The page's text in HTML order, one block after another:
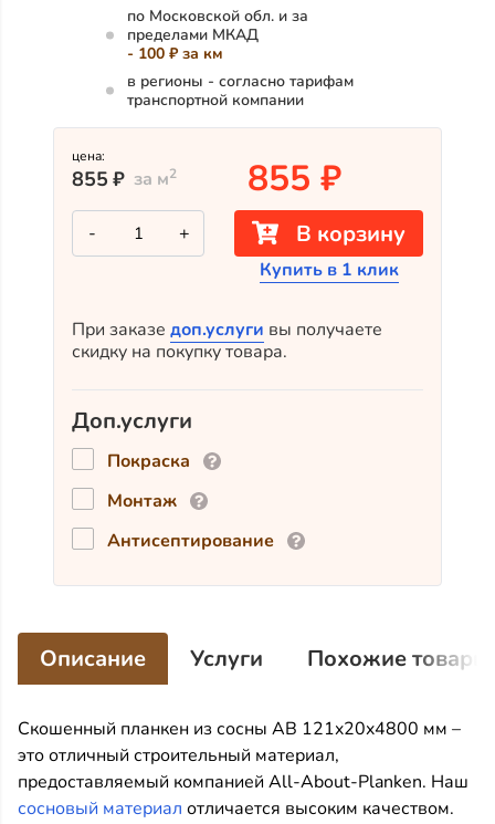
по Московской обл. и за
пределами МКАД
- 100 ₽ за км
в регионы - согласно тарифам
транспортной компании
цена:
855 ₽ за м2 855 ₽
-
Количество
товара
Скошенный
АВ
121x20x4800
+ В корзину
Купить в 1 клик
При заказе доп.услуги вы получаете
скидку на покупку товара.
Доп.услуги
Покраска
Монтаж
Антисептирование
Описание Услуги Похожие товары
Скошенный планкен из сосны АВ 121x20x4800 мм –
это отличный строительный материал,
предоставляемый компанией All-About-Planken. Наш
сосновый материал отличается высоким качеством.